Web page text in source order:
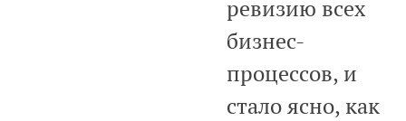
ревизию всех
бизнес-
процессов, и
стало ясно, как